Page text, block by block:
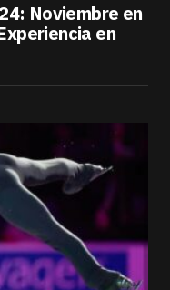
Noviembre en
en